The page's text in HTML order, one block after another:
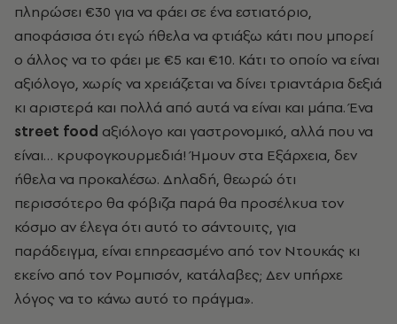
πληρώσει €30 για να φάει σε ένα εστιατόριο,
αποφάσισα ότι εγώ ήθελα να φτιάξω κάτι που μπορεί
ο άλλος να το φάει με €5 και €10. Κάτι το οποίο να είναι
αξιόλογο, χωρίς να χρειάζεται να δίνει τριαντάρια δεξιά
κι αριστερά και πολλά από αυτά να είναι και μάπα. Ένα
street food αξιόλογο και γαστρονομικό, αλλά που να
είναι… κρυφογκουρμεδιά! Ήμουν στα Εξάρχεια, δεν
ήθελα να προκαλέσω. Δηλαδή, θεωρώ ότι
περισσότερο θα φόβιζα παρά θα προσέλκυα τον
κόσμο αν έλεγα ότι αυτό το σάντουιτς, για
παράδειγμα, είναι επηρεασμένο από τον Ντουκάς κι
εκείνο από τον Ρομπισόν, κατάλαβες; Δεν υπήρχε
λόγος να το κάνω αυτό το πράγμα».